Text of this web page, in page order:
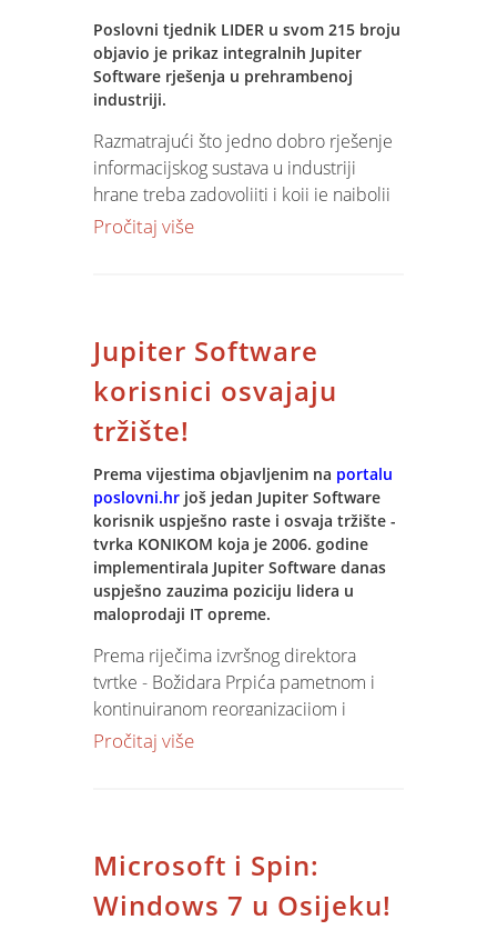
kad zakasnite na upis
Zato kliknite, nazovite ili nas posjetite!
Jupiter Software CrossGen će za sada
biti privilegija Jupiter Software korisnika
i distribuirati će se ekskluzivno Jupiter
Software korisnicima. Detalje pročitajte
u Jupiter Software CrossGen
prospektu!
Poslovni tjednik LIDER u svom 215 broju
objavio je prikaz integralnih Jupiter
Software rješenja u prehrambenoj
industriji.
Razmatrajući što jedno dobro rješenje
informacijskog sustava u industriji
hrane treba zadovoljiti i koji je najbolji
način za to - sugestija je: Pametnije je
Pročitajteintegralni tekst!
Pročitaj više
Jupiter Software
korisnici osvajaju
tržište!
Prema vijestima objavljenim na portalu
poslovni.hr još jedan Jupiter Software
korisnik uspješno raste i osvaja tržište -
tvrka KONIKOM koja je 2006. godine
implementirala Jupiter Software danas
uspješno zauzima poziciju lidera u
maloprodaji IT opreme.
Prema riječima izvršnog direktora
tvrtke - Božidara Prpića pametnom i
kontinuiranom reorganizacijom i
optimalizacijom poslovnih procesa,
Pročitaj više
Microsoft i Spin:
Windows 7 u Osijeku!